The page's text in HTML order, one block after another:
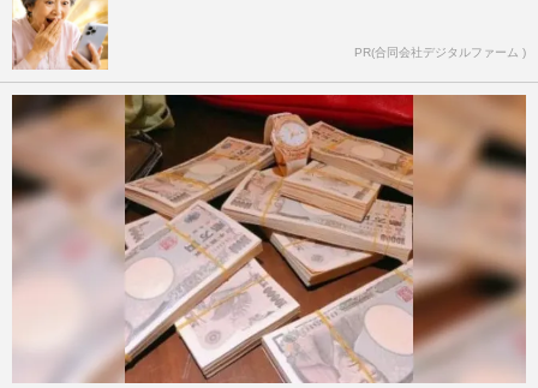
PR(合同会社デジタルファーム )